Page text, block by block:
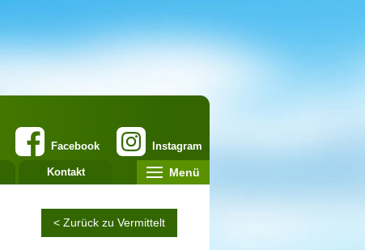
Instagram
Facebook
Kontakt Menü
< Zurück zu Vermittelt